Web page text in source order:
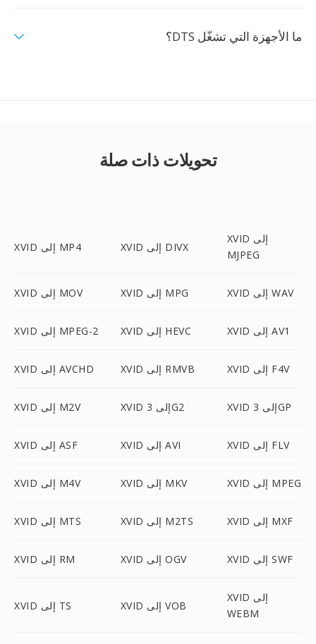
ما الأجهزة التي تشغّل DTS؟
تحويلات ذات صلة
XVID إلى MP4 XVID إلى DIVX
XVID إلى
MJPEG
XVID إلى MOV XVID إلى MPG XVID إلى WAV
XVID إلى MPEG-2 XVID إلى HEVC XVID إلى AV1
XVID إلى AVCHD XVID إلى RMVB XVID إلى F4V
XVID إلى M2V XVID إلى 3G2 XVID إلى 3GP
XVID إلى ASF XVID إلى AVI XVID إلى FLV
XVID إلى M4V XVID إلى MKV XVID إلى MPEG
XVID إلى MTS XVID إلى M2TS XVID إلى MXF
XVID إلى RM XVID إلى OGV XVID إلى SWF
XVID إلى TS XVID إلى VOB
XVID إلى
WEBM